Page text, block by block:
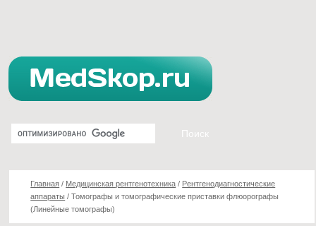
Главная / Медицинская рентгенотехника / Рентгенодиагностические
аппараты /Томографы и томографические приставки флюорографы
(Линейные томографы)